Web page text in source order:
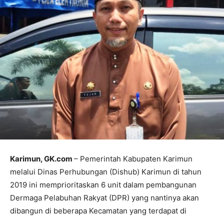
Karimun, GK.com – Pemerintah Kabupaten Karimun
melalui Dinas Perhubungan (Dishub) Karimun di tahun
2019 ini memprioritaskan 6 unit dalam pembangunan
Dermaga Pelabuhan Rakyat (DPR) yang nantinya akan
dibangun di beberapa Kecamatan yang terdapat di